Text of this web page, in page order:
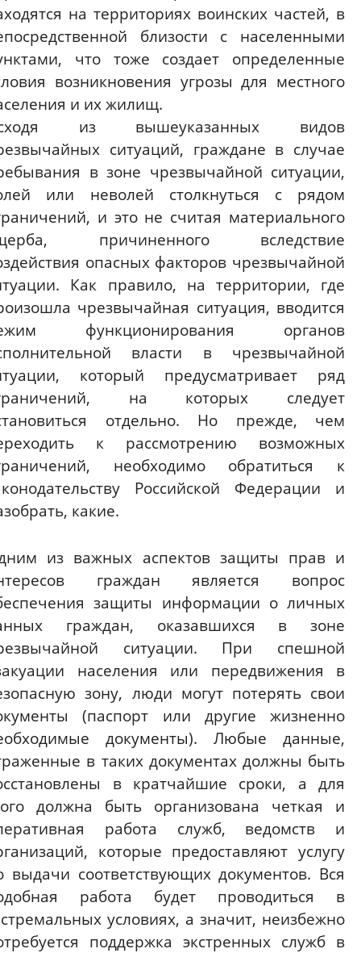
на территориях воинских частей, в
близости с населенными
что тоже создает определенные
возникновения угрозы для местного
и их жилищ.
из вышеуказанных видов
ситуаций, граждане в случае
в зоне чрезвычайной ситуации,
или неволей столкнуться с рядом
и это не считая материального
причиненного вследствие
опасных факторов чрезвычайной
Как правило, на территории, где
чрезвычайная ситуация, вводится
функционирования органов
власти в чрезвычайной
который предусматривает ряд
на которых следует
отдельно. Но прежде, чем
к рассмотрению возможных
необходимо обратиться к
Российской Федерации и
какие.
из важных аспектов защиты прав и
граждан является вопрос
защиты информации о личных
граждан, оказавшихся в зоне
ситуации. При спешной
населения или передвижения в
зону, люди могут потерять свои
(паспорт или другие жизненно
документы). Любые данные,
в таких документах должны быть
в кратчайшие сроки, а для
должна быть организована четкая и
работа служб, ведомств и
которые предоставляют услугу
выдачи соответствующих документов. Вся
работа будет проводиться в
условиях, а значит, неизбежно
поддержка экстренных служб в